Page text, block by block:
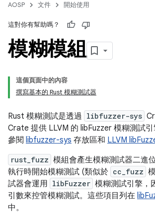
AOSP 文件 開始使用
這對你有幫助嗎？
模糊模組
這個頁面中的內容
撰寫基本的 Rust 模糊測試器
Rust 模糊測試是透過 libfuzzer-sys
Crate 提供 LLVM 的 libFuzzer 模糊測試
參閱 libfuzzer-sys 存放區和 LLVM
rust_fuzz 模組會產生模糊測試器二進
執行時開始模糊測試 (類似於 cc_fuzz
試器會運用 libFuzzer 模糊測試引擎，
引數來控管模糊測試。這些項目列在
中。